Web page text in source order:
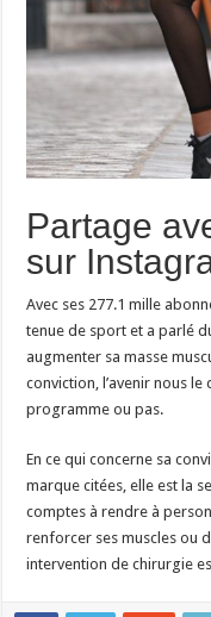
Partage
sur
Avec ses 277.1 mille
tenue de sport et a parlé
augmenter sa masse
conviction, l’avenir nous
programme ou pas.
En ce qui concerne sa
marque citées, elle est la
comptes à rendre à
renforcer ses muscles ou
intervention de chirurgie